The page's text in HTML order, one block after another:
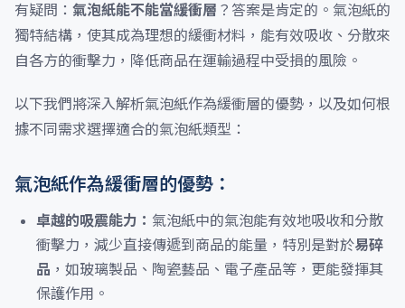
有疑問： 氣泡紙能不能當緩衝層 ？答案是肯定的。氣泡紙的
獨特結構，使其成為理想的緩衝材料，能有效吸收、分散來
自各方的衝擊力，降低商品在運輸過程中受損的風險。
以下我們將深入解析氣泡紙作為緩衝層的優勢，以及如何根
據不同需求選擇適合的氣泡紙類型：
氣泡紙作為緩衝層的優勢：
卓越的吸震能力： 氣泡紙中的氣泡能有效地吸收和分散
衝擊力，減少直接傳遞到商品的能量，特別是對於易碎
品 ，如玻璃製品、陶瓷藝品、電子產品等，更能發揮其
保護作用。